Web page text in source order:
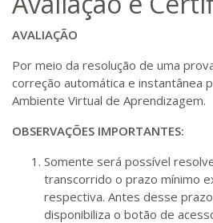
AVALIAÇÃO
Por meio da resolução de uma
correção automática e instantânea
Ambiente Virtual de Aprendizagem.
OBSERVAÇÕES IMPORTANTES:
Somente será possível
transcorrido o prazo mínimo
respectiva. Antes desse
disponibiliza o botão de